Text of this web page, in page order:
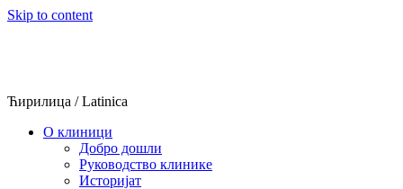
Skip to content
Ћирилица /Latinica
О клиници
Добро дошли
Руководство клинике
Историјат